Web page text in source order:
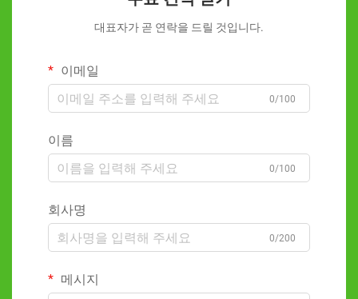
대표자가 곧 연락을 드릴 것입니다.
이메일
0/100
이름
0/100
회사명
0/200
메시지